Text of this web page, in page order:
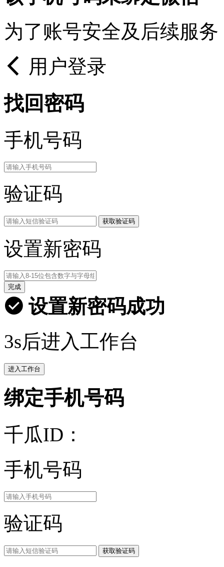
为了账号安全及后续服
用户登录
找回密码
手机号码
验证码
获取验证码
设置新密码
完成
设置新密码成功
3s后进入工作台
进入工作台
绑定手机号码
千瓜ID：
手机号码
验证码
获取验证码